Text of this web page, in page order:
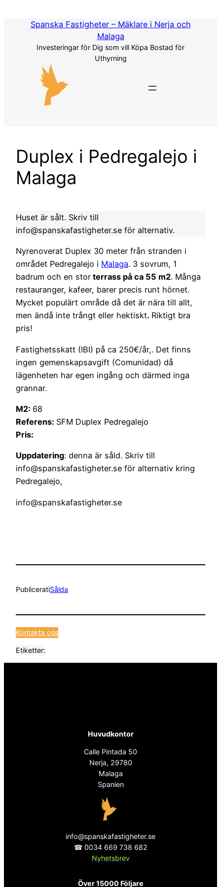
Spanska Fastigheter – Mäklare i Nerja och
Malaga
Investeringar för Dig som vill Köpa Bostad för
Uthyrning
Duplex i Pedregalejo i
Malaga
Huset är sålt. Skriv till
info@spanskafastigheter.se för alternativ.
Nyrenoverat Duplex 30 meter från stranden i
området Pedregalejo i Malaga. 3 sovrum, 1
badrum och en stor terrass på ca 55 m2. Många
restauranger, kafeer, barer precis runt hörnet.
Mycket populärt område då det är nära till allt,
men ändå inte trångt eller hektiskt. Riktigt bra
pris!
Fastighetsskatt (IBI) på ca 250€/år,. Det finns
ingen gemenskapsavgift (Comunidad) då
lägenheten har egen ingång och därmed inga
grannar.
M2: 68
Referens: SFM Duplex Pedregalejo
Pris:
Uppdatering: denna är såld. Skriv till
info@spanskafastigheter.se för alternativ kring
Pedregalejo,
info@spanskafastigheter.se
PubliceratiSålda
Kontakta oss
Etiketter:
Huvudkontor
Calle Pintada 50
Nerja, 29780
Malaga
Spanien
info@spanskafastigheter.se
☎ 0034 669 738 682
Nyhetsbrev
Över 15000 Följare